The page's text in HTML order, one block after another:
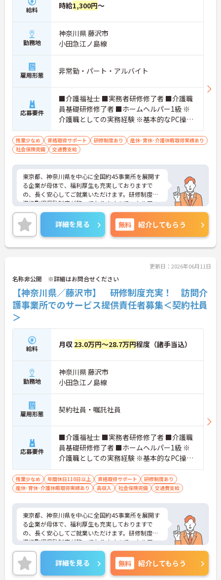
給料 時給1,300円～
勤務地
神奈川県 藤沢市
小田急江ノ島線
雇用形態 非常勤・パート・アルバイト
応募要件
■介護福祉士 ■実務者研修修了者 ■介護職
員基礎研修修了者 ■ホームヘルパー1級 ※
介護職としての実務経験 ※基本的なPC操作
ができる方 ※地域によっては、普通自動車
運転免許(AT限定可)が必要となる場合があ
ります。
残業少なめ 資格取得サポート 研修制度あり
産休･育休･介護休暇取得実績あり
社会保険完備
交通費支給
東京都、神奈川県を中心に全国約45事業所を展開す
る企業が母体で、福利厚生も充実しておりますで
の、長く安心してご就業いただけます。研修制度や
資格取得奨励制度が整っておりますのでスキルアッ
プも目指せる環境です。
ご興味のある方は是非お気軽にお問い合わせ下さ
い。
詳細を見る 無料 紹介してもらう
更新日：2026年06月11日
名称非公開 ※詳細はお問合せください
【神奈川県／藤沢市】 研修制度充実！ 訪問介
護事業所でのサービス提供責任者募集＜契約社員
＞
給料 月収 23.0万円～28.7万円程度（諸手当込）
勤務地
神奈川県 藤沢市
小田急江ノ島線
雇用形態 契約社員・嘱託社員
応募要件
■介護福祉士 ■実務者研修修了者 ■介護職
員基礎研修修了者 ■ホームヘルパー1級 ※
介護職としての実務経験 ※基本的なPC操作
ができる方 ※地域によっては、普通自動車
運転免許(AT限定可)が必要となる場合があ
ります。
残業少なめ 年間休日110日以上 資格取得サポート
研修制度あり
産休･育休･介護休暇取得実績あり
高収入 社会保険完備 交通費支給
東京都、神奈川県を中心に全国約45事業所を展開す
る企業が母体で、福利厚生も充実しておりますで
の、長く安心してご就業いただけます。研修制度や
資格取得奨励制度が整っておりますのでスキルアッ
プも目指せる環境です。
ご興味のある方は是非お気軽にお問い合わせ下さ
い。
詳細を見る 無料 紹介してもらう